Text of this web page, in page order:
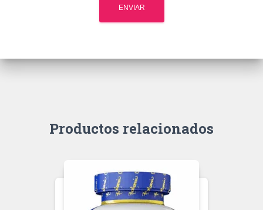
Productos relacionados